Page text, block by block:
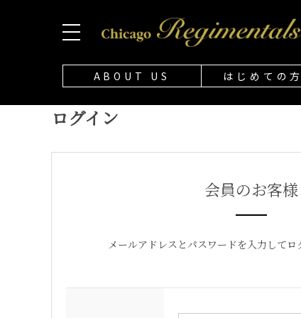
ABOUT US はじめての
ログイン
会員のお客様
メールアドレスとパスワードを入力してロ